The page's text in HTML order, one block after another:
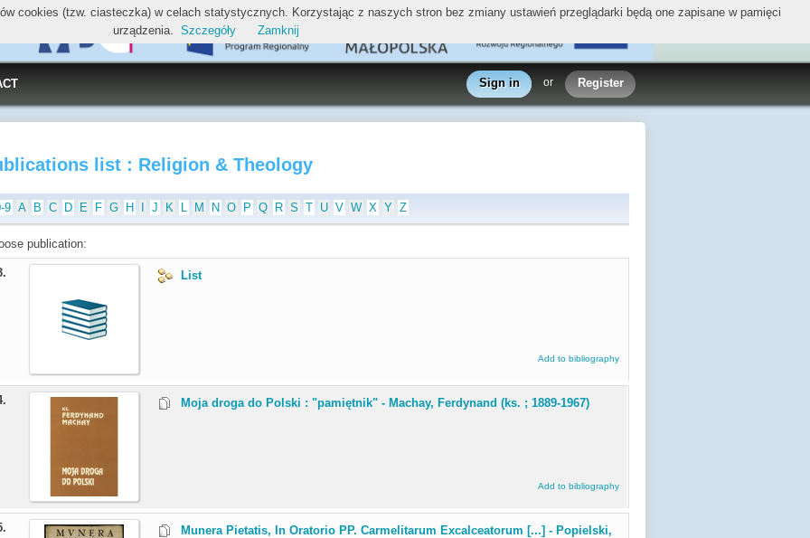
Sign in or Register
list : Religion & Theology
9 A B C D E F G H J K L M N O P Q R S T U V W X Y Z
publication:
List
Add to bibliography
Moja droga do Polski : "pamiętnik" - Machay, Ferdynand (ks. ; 1889-1967)
Add to bibliography
Munera Pietatis, In Oratorio PP. Carmelitarum Excalceatorum [...] - Popielski,
cookies (tzw. ciasteczka) w celach statystycznych. Korzystając z naszych stron bez zmiany ustawień przeglądarki będą one zapisane w pamięci
urządzenia. Szczegóły Zamknij